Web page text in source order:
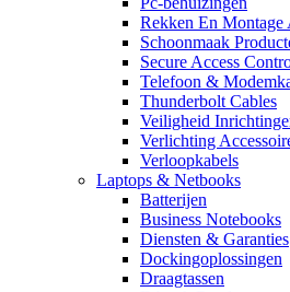
Rekken En Montage
Schoonmaak
Secure Access
Telefoon &
Thunderbolt Cables
Veiligheid
Verlichting
Verloopkabels
Laptops & Netbooks
Batterijen
Business Notebooks
Diensten & Garanties
Dockingoplossingen
Draagtassen